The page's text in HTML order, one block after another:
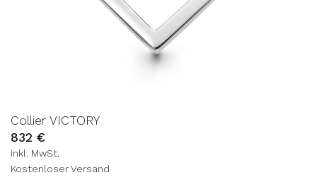
Collier VICTORY
832 €
inkl. MwSt.
Kostenloser Versand